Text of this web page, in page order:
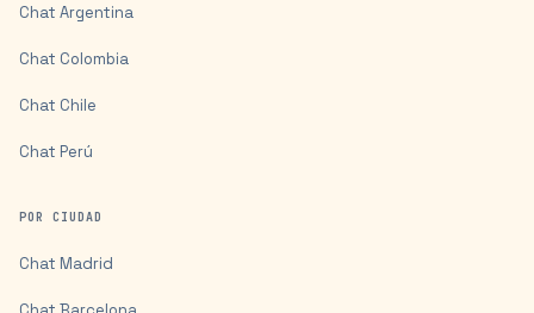
Chat Argentina
Chat Colombia
Chat Chile
Chat Perú
POR CIUDAD
Chat Madrid